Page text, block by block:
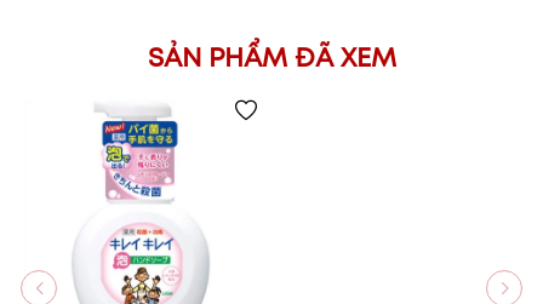
SẢN PHẨM ĐÃ XEM